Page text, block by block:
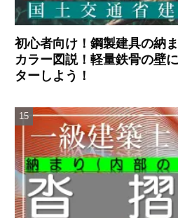
初心者向け！鋼製建具の納
カラー図説！軽量鉄骨の壁
ターしよう！